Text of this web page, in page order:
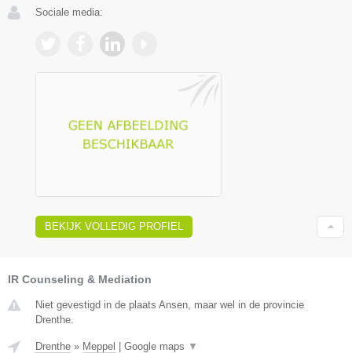
Sociale media:
BEKIJK VOLLEDIG PROFIEL
IR Counseling & Mediation
Niet gevestigd in de plaats Ansen, maar wel in de provincie
Drenthe.
Drenthe » Meppel Google maps ▼